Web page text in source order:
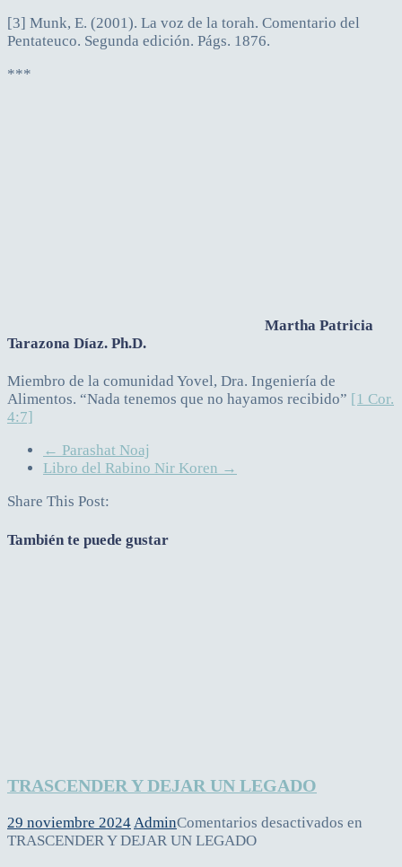
[3] Munk, E. (2001). La voz de la torah. Comentario del
Pentateuco. Segunda edición. Págs. 1876.
***
Martha Patricia
Tarazona Díaz. Ph.D.
Miembro de la comunidad Yovel, Dra. Ingeniería de
Alimentos. “Nada tenemos que no hayamos recibido” [1 Cor.
4:7]
← Parashat Noaj
Libro del Rabino Nir Koren →
Share This Post:
También te puede gustar
TRASCENDER Y DEJAR UN LEGADO
29 noviembre 2024AdminComentarios desactivados en
TRASCENDER Y DEJAR UN LEGADO